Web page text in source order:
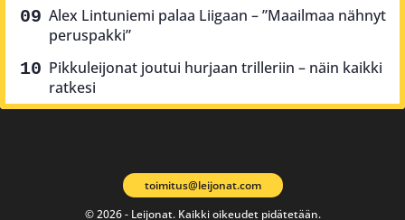
Alex Lintuniemi palaa Liigaan – ”Maailmaa nähnyt
peruspakki”
Pikkuleijonat joutui hurjaan trilleriin – näin kaikki
ratkesi
© 2026 - Leijonat. Kaikki oikeudet pidätetään.
toimitus@leijonat.com